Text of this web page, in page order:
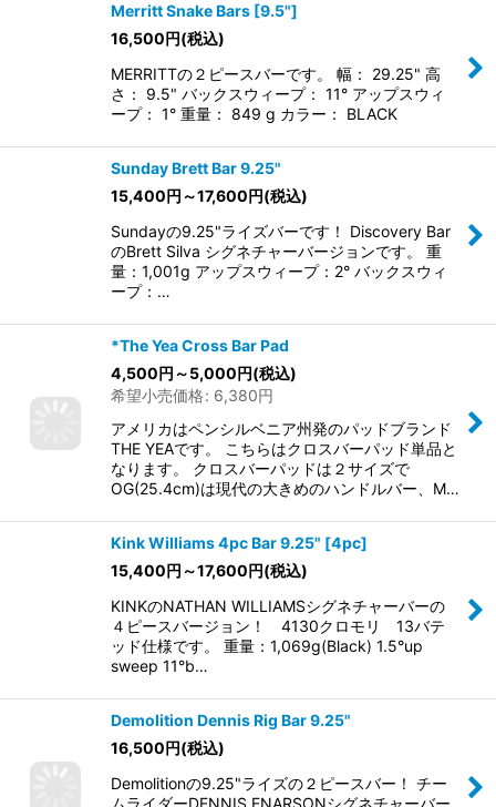
Merritt Snake Bars [9.5"]
16,500円(税込)
MERRITTの２ピースバーです。 幅： 29.25" 高
さ： 9.5" バックスウィープ： 11° アップスウィ
ープ： 1° 重量： 849 g カラー： BLACK
Sunday Brett Bar 9.25"
15,400円 ～17,600円(税込)
Sundayの9.25"ライズバーです！ Discovery Bar
のBrett Silva シグネチャーバージョンです。 重
量：1,001g アップスウィープ：2° バックスウィ
ープ：…
*The Yea Cross Bar Pad
4,500円 ～5,000円(税込)
希望小売価格: 6,380円
アメリカはペンシルベニア州発のパッドブランド
THE YEAです。 こちらはクロスバーパッド単品と
なります。 クロスバーパッドは２サイズで
OG(25.4cm)は現代の大きめのハンドルバー、M…
Kink Williams 4pc Bar 9.25" [4pc]
15,400円 ～17,600円(税込)
KINKのNATHAN WILLIAMSシグネチャーバーの
４ピースバージョン！ 4130クロモリ 13バテ
ッド仕様です。 重量：1,069g(Black) 1.5°up
sweep 11°b…
Demolition Dennis Rig Bar 9.25"
16,500円(税込)
Demolitionの9.25"ライズの２ピースバー！ チー